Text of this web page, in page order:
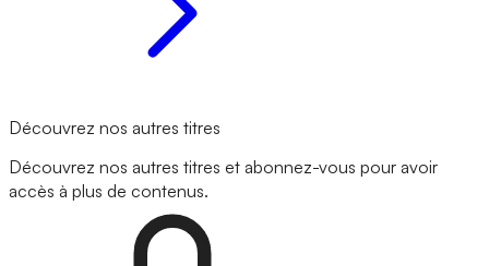
Découvrez nos autres titres
Découvrez nos autres titres et abonnez-vous pour avoir
accès à plus de contenus.